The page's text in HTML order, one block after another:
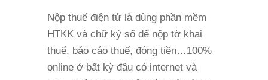
Nộp thuế điện tử là dùng phần mềm
HTKK và chữ ký số để nộp tờ khai
thuế, báo cáo thuế, đóng tiền…100%
online ở bất kỳ đâu có internet và